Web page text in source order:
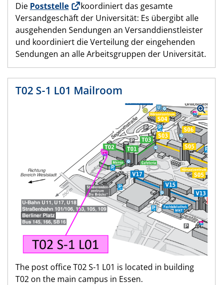
Die Poststelle
koordiniert das gesamte
Versandgeschäft der Universität: Es übergibt alle
ausgehenden Sendungen an Versanddienstleister
und koordiniert die Verteilung der eingehenden
Sendungen an alle Arbeitsgruppen der Universität.
T02 S-1 L01 Mailroom
The post office T02 S-1 L01 is located in building
T02 on the main campus in Essen.